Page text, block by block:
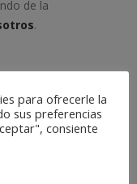
de la
.
para ofrecerle la
sus preferencias
consiente